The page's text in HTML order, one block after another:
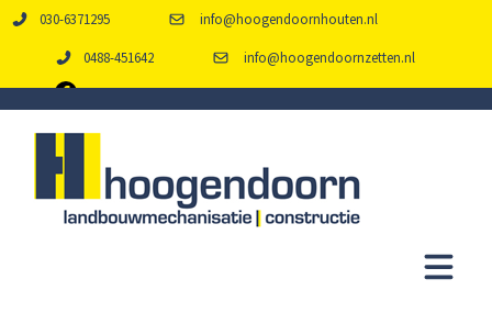
030-6371295 info@hoogendoornhouten.nl
0488-451642 info@hoogendoornzetten.nl